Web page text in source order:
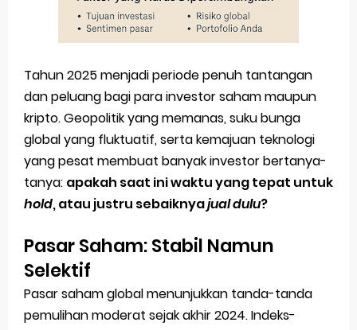
Trump Izinkan Aset Kripto dalam Rencana Pensiun 401(k) Kebijakan Baru dari Gedung Putih
Bagaimana Stablecoin Menyesuaikan Harga Aslinya
5 Istilah baru Crypto yang Perlu Kamu Ketahui di Tahun 2025
Tlogies.net Portal Teknologi & AI Berbahasa Inggris dengan Fitur Terjemahan Lengkap
Sunday, 9 August
Tahun 2025 menjadi periode penuh tantangan
dan peluang bagi para investor saham maupun
kripto. Geopolitik yang memanas, suku bunga
global yang fluktuatif, serta kemajuan teknologi
yang pesat membuat banyak investor bertanya-
tanya: apakah saat ini waktu yang tepat untuk
hold, atau justru sebaiknyajual dulu?
Pasar Saham: Stabil Namun
Selektif
Pasar saham global menunjukkan tanda-tanda
pemulihan moderat sejak akhir 2024. Indeks-